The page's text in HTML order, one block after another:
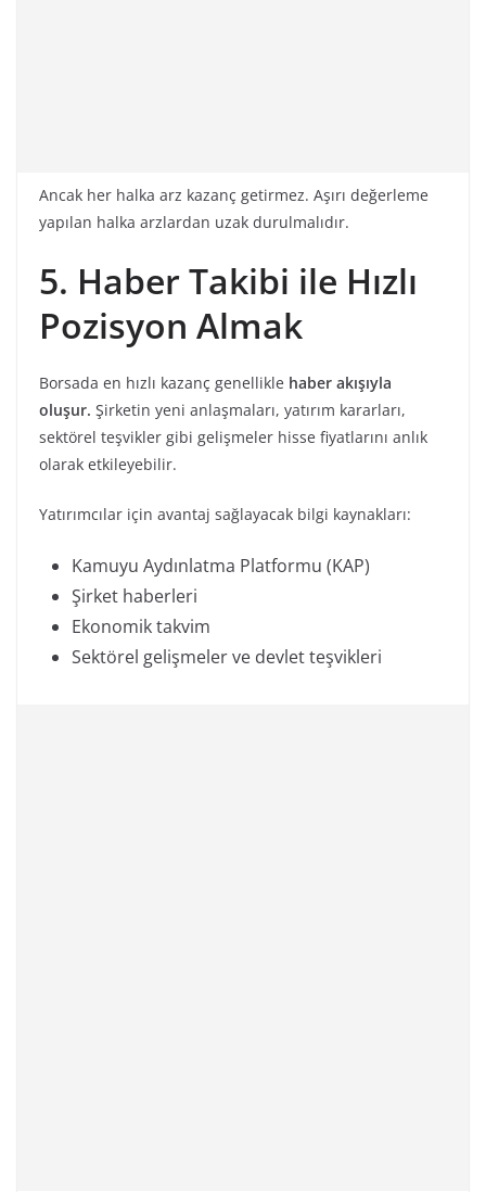
Ancak her halka arz kazanç getirmez. Aşırı değerleme
yapılan halka arzlardan uzak durulmalıdır.
5. Haber Takibi ile Hızlı
Pozisyon Almak
Borsada en hızlı kazanç genellikle haber akışıyla
oluşur. Şirketin yeni anlaşmaları, yatırım kararları,
sektörel teşvikler gibi gelişmeler hisse fiyatlarını anlık
olarak etkileyebilir.
Yatırımcılar için avantaj sağlayacak bilgi kaynakları:
Kamuyu Aydınlatma Platformu (KAP)
Şirket haberleri
Ekonomik takvim
Sektörel gelişmeler ve devlet teşvikleri